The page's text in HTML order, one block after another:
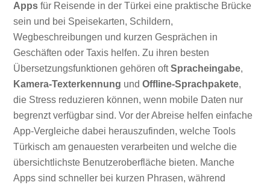
Apps für Reisende in der Türkei eine praktische Brücke
sein und bei Speisekarten, Schildern,
Wegbeschreibungen und kurzen Gesprächen in
Geschäften oder Taxis helfen. Zu ihren besten
Übersetzungsfunktionen gehören oftSpracheingabe,
Kamera-Texterkennung undOffline-Sprachpakete,
die Stress reduzieren können, wenn mobile Daten nur
begrenzt verfügbar sind. Vor der Abreise helfen einfache
App-Vergleiche dabei herauszufinden, welche Tools
Türkisch am genauesten verarbeiten und welche die
übersichtlichste Benutzeroberfläche bieten. Manche
Apps sind schneller bei kurzen Phrasen, während